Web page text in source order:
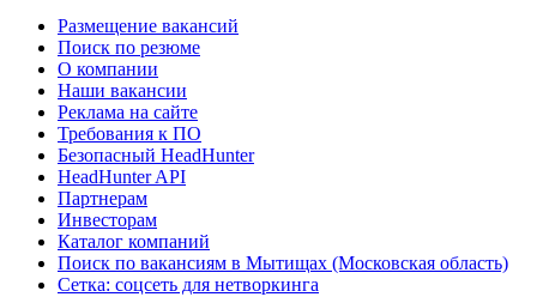
Размещение вакансий
Поиск по резюме
О компании
Наши вакансии
Реклама на сайте
Требования к ПО
Безопасный HeadHunter
HeadHunter API
Партнерам
Инвесторам
Каталог компаний
Поиск по вакансиям в Мытищах (Московская область)
Сетка: соцсеть для нетворкинга